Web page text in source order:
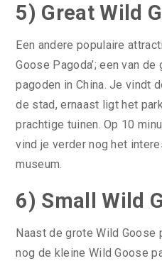
5) Great Wild
Een andere populaire
Goose Pagoda’; een van
pagoden in China. Je vindt
de stad, ernaast ligt het
prachtige tuinen. Op 10
vind je verder nog het
museum.
6) Small Wild
Naast de grote Wild Goose
nog de kleine Wild Goose